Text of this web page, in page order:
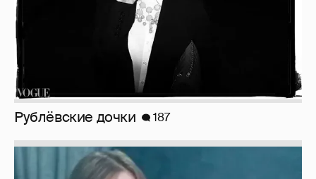
Рублёвские дочки 187